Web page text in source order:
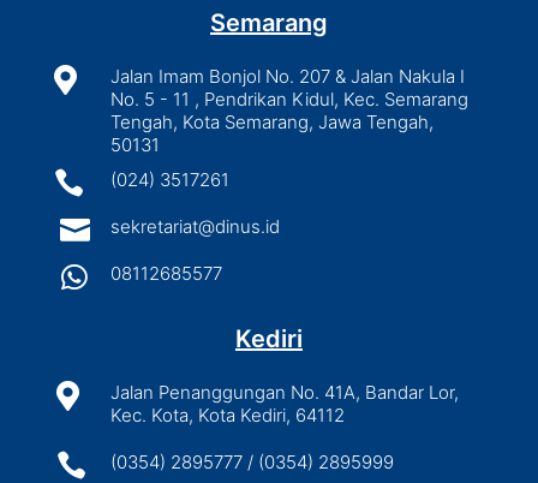
Semarang

Jalan Imam Bonjol No. 207 & Jalan Nakula I
No. 5 - 11 , Pendrikan Kidul, Kec. Semarang
Tengah, Kota Semarang, Jawa Tengah,
50131
 (024) 3517261
 sekretariat@dinus.id
 08112685577
Kediri

Jalan Penanggungan No. 41A, Bandar Lor,
Kec. Kota, Kota Kediri, 64112
 (0354) 2895777 / (0354) 2895999